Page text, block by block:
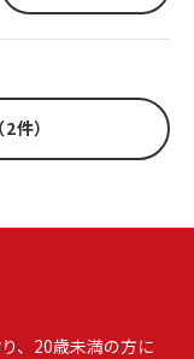
件）
、20歳未満の方に